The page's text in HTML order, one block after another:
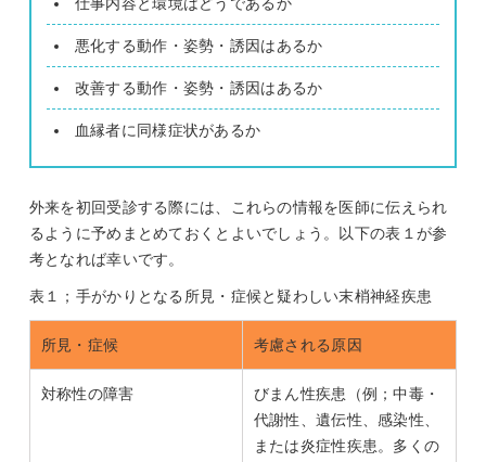
悪化する動作・姿勢・誘因はあるか
改善する動作・姿勢・誘因はあるか
血縁者に同様症状があるか
外来を初回受診する際には、これらの情報を医師に伝えられ
るように予めまとめておくとよいでしょう。以下の表１が参
考となれば幸いです。
表１；手がかりとなる所見・症候と疑わしい末梢神経疾患
所見 ・症候 考慮される 原因
対称性の障害
びまん性疾患（例；中毒・
代謝性、遺伝性、感染性、
または炎症性疾患。多くの